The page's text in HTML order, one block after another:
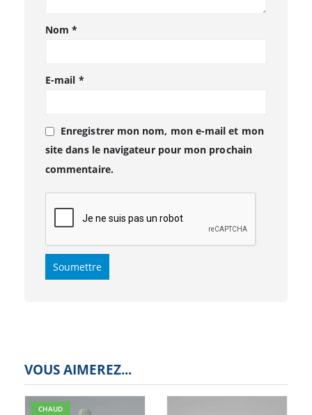
Nom*
E-mail *
Enregistrer mon nom, mon e-mail et mon
site dans le navigateur pour mon prochain
commentaire.
VOUS AIMEREZ...
CHAUD